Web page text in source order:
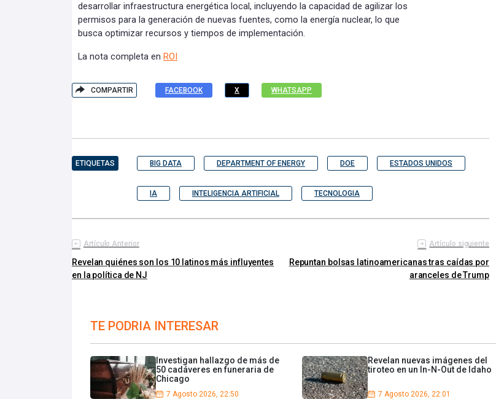
desarrollar infraestructura energética local, incluyendo la capacidad de agilizar los
permisos para la generación de nuevas fuentes, como la energía nuclear, lo que
busca optimizar recursos y tiempos de implementación.
La nota completa en ROI
COMPARTIR FACEBOOK X WHATSAPP
ETIQUETAS BIG DATA DEPARTMENT OF ENERGY DOE ESTADOS UNIDOS
IA INTELIGENCIA ARTIFICIAL TECNOLOGIA
Artículo Anterior
Revelan quiénes son los 10 latinos más influyentes
en la política de NJ
Artículo siguiente
Repuntan bolsas latinoamericanas tras caídas por
aranceles de Trump
TE PODRIA INTERESAR
Investigan hallazgo de más de
50 cadáveres en funeraria de
Chicago
7 Agosto 2026, 22:50
Revelan nuevas imágenes del
tiroteo en un In-N-Out de Idaho
7 Agosto 2026, 22:01